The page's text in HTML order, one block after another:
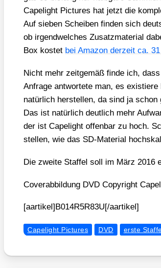
Cape­light Pic­tures hat jetzt die
Auf sie­ben Schei­ben fin­den sich
ob irgend­wel­ches Zusatz­ma­te­ri­al
Box kos­tet bei Ama­zon der­zeit ca.
Nicht mehr zeit­ge­mäß fin­de ich,
Anfra­ge ant­wor­te­te man, es
natür­lich her­stel­len, da sind ja
Das ist natür­lich deut­lich mehr
der ist Cape­light offen­bar zu hoch.
stel­len, wie das SD-Mate­ri­al
Die zwei­te Staf­fel soll im März 2016
Cover­ab­bil­dung DVD Copy­right
[aartikel]B014R5R83U[/aartikel]
Capelight Pictures DVD erste